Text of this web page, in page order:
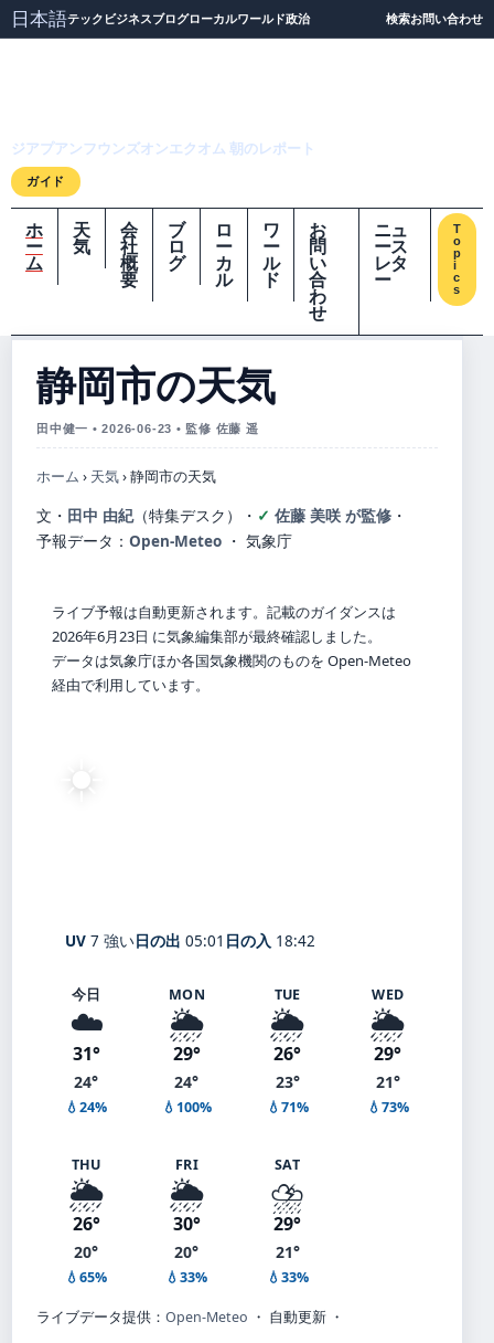
日本語テック ビジネスブログローカルワールド政治 検索お問い合わせ
ジアプアンフウンズオンエクオム 朝のレポート
ガイド
ホ
ー
ム
天
気
会
社
概
要
ブ
ロ
グ
ロ
ー
カ
ル
ワ
ー
ル
ド
お
問
い
合
わ
せ
ニュ
ース
レタ
ー
T
o
p
i
c
s
静岡市の天気
田中健一 • 2026-06-23 • 監修 佐藤 遥
ホーム › 天気›静岡市の天気
文・ 田中 由紀（特集デスク） ・ 佐藤 美咲 が監修 ・
予報データ： Open-Meteo ・ 気象庁
ライブ予報は自動更新されます。記載のガイダンスは
2026年6月23日 に気象編集部が最終確認しました。
データは気象庁ほか各国気象機関のものを Open-Meteo
経由で利用しています。
☀️
UV 7 強い日の出 05:01 日の入 18:42
今日
☁️
31°
24°
💧24%
MON
🌦️
29°
24°
💧100%
TUE
🌦️
26°
23°
💧71%
WED
🌦️
29°
21°
💧73%
THU
🌦️
26°
20°
💧65%
FRI
🌦️
30°
20°
💧33%
SAT
⛈️
29°
21°
💧33%
ライブデータ提供： Open-Meteo ・ 自動更新 ・